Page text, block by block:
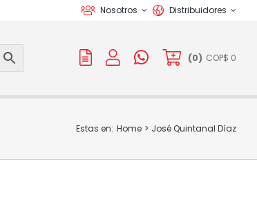
Nosotros Distribuidores
(0) COP$ 0
Estas en: Home José Quintanal Díaz